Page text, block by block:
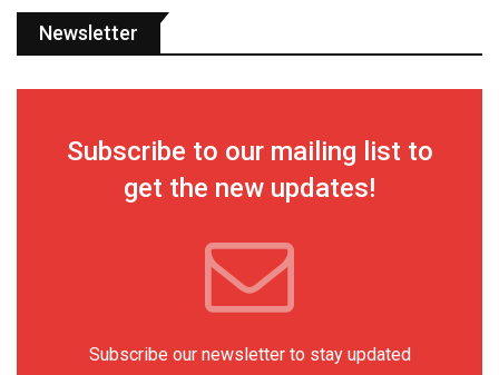
Newsletter
Subscribe to our mailing list to
get the new updates!
Subscribe our newsletter to stay updated